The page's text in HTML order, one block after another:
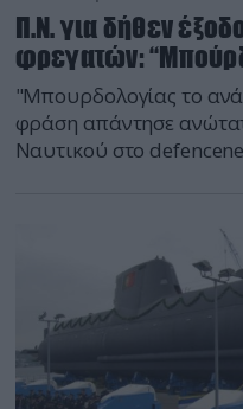
Π.Ν. για δήθεν
φρεγατών:
"Μπουρδολογίας το
φράση απάντησε
Ναυτικού στο
δεν πρόκειται να βγει
λόγο: Δεν υπάρχει πια
Ένα δεύτερο σκάφος με
για το ίδρυμα
σοβαρές αβαρίες. Το "Selen" βγάζουν, αλλά είναι
παράκτιο ερευνητικό.
σκάφος αυτό θα είναι